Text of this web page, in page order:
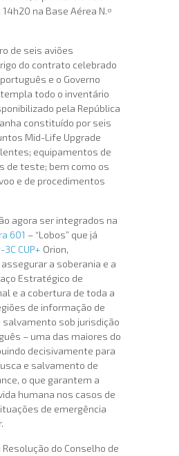
na Base Aérea N.º
de seis aviões
do contrato celebrado
e o Governo
todo o inventário
pela República
constituído por seis
Mid-Life Upgrade
equipamentos de
de teste; bem como os
e de procedimentos
agora ser integrados na
601 – “Lobos” que já
3C CUP+ Orion,
a soberania e a
Estratégico de
e a cobertura de toda a
de informação de
salvamento sob jurisdição
– uma das maiores do
decisivamente para
e salvamento de
o que garantem a
humana nos casos de
de emergência
do Conselho de